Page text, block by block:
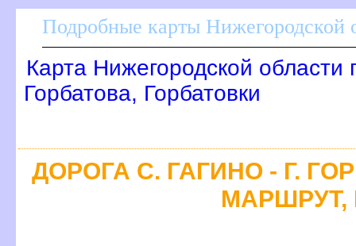
Подробные карты Нижегородской
Карта Нижегородской области
Горбатова, Горбатовки
ДОРОГА С. ГАГИНО - Г.
МАРШРУТ,